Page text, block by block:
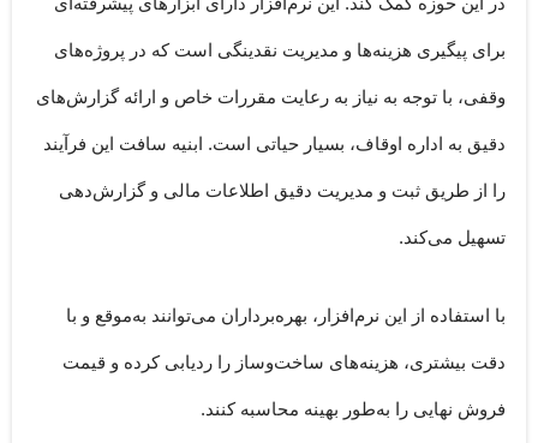
برای پیگیری هزینه‌ها و مدیریت نقدینگی است که در پروژه‌های
وقفی، با توجه به نیاز به رعایت مقررات خاص و ارائه گزارش‌های
دقیق به اداره اوقاف، بسیار حیاتی است. ابنیه سافت این فرآیند
را از طریق ثبت و مدیریت دقیق اطلاعات مالی و گزارش‌دهی
تسهیل می‌کند.
با استفاده از این نرم‌افزار، بهره‌برداران می‌توانند به‌موقع و با
دقت بیشتری، هزینه‌های ساخت‌وساز را ردیابی کرده و قیمت
فروش نهایی را به‌طور بهینه محاسبه کنند.